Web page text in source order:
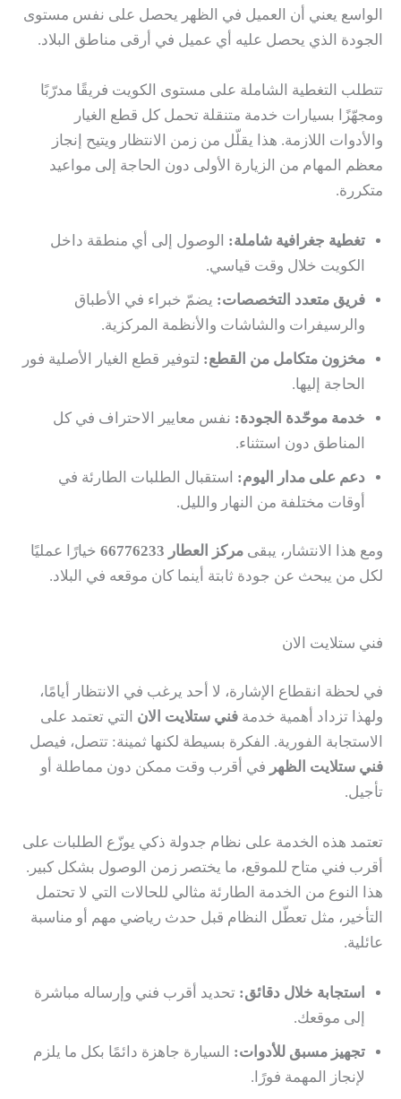
الواسع يعني أن العميل في الظهر يحصل على نفس مستوى
الجودة الذي يحصل عليه أي عميل في أرقى مناطق البلاد.
تتطلب التغطية الشاملة على مستوى الكويت فريقًا مدرّبًا
ومجهّزًا بسيارات خدمة متنقلة تحمل كل قطع الغيار
والأدوات اللازمة. هذا يقلّل من زمن الانتظار ويتيح إنجاز
معظم المهام من الزيارة الأولى دون الحاجة إلى مواعيد
متكررة.
تغطية جغرافية شاملة: الوصول إلى أي منطقة داخل
الكويت خلال وقت قياسي.
فريق متعدد التخصصات: يضمّ خبراء في الأطباق
والرسيفرات والشاشات والأنظمة المركزية.
مخزون متكامل من القطع: لتوفير قطع الغيار الأصلية فور
الحاجة إليها.
خدمة موحّدة الجودة: نفس معايير الاحتراف في كل
المناطق دون استثناء.
دعم على مدار اليوم: استقبال الطلبات الطارئة في
أوقات مختلفة من النهار والليل.
ومع هذا الانتشار، يبقى مركز العطار 66776233
خيارًا عمليًا
لكل من يبحث عن جودة ثابتة أينما كان موقعه في البلاد.
فني ستلايت الان
في لحظة انقطاع الإشارة، لا أحد يرغب في الانتظار أيامًا،
ولهذا تزداد أهمية خدمة فني ستلايت الان التي تعتمد على
الاستجابة الفورية. الفكرة بسيطة لكنها ثمينة: تتصل، فيصل
فني ستلايت الظهر في أقرب وقت ممكن دون مماطلة أو
تأجيل.
تعتمد هذه الخدمة على نظام جدولة ذكي يوزّع الطلبات على
أقرب فني متاح للموقع، ما يختصر زمن الوصول بشكل كبير.
هذا النوع من الخدمة الطارئة مثالي للحالات التي لا تحتمل
التأخير، مثل تعطّل النظام قبل حدث رياضي مهم أو مناسبة
عائلية.
استجابة خلال دقائق: تحديد أقرب فني وإرساله مباشرة
إلى موقعك.
تجهيز مسبق للأدوات: السيارة جاهزة دائمًا بكل ما يلزم
لإنجاز المهمة فورًا.